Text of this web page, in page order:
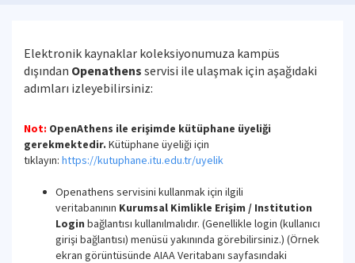
Elektronik kaynaklar koleksiyonumuza kampüs
dışından Openathens servisi ile ulaşmak için aşağıdaki
adımları izleyebilirsiniz:
Not: OpenAthens ile erişimde kütüphane üyeliği
gerekmektedir. Kütüphane üyeliği için
tıklayın: https://kutuphane.itu.edu.tr/uyelik
Openathens servisini kullanmak için ilgili
veritabanının Kurumsal Kimlikle Erişim / Institution
Login bağlantısı kullanılmalıdır. (Genellikle login (kullanıcı
girişi bağlantısı) menüsü yakınında görebilirsiniz.) (Örnek
ekran görüntüsünde AIAA Veritabanı sayfasındaki